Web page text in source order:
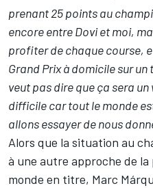
prenant 25 points au
encore entre Dovi et moi,
profiter de chaque course,
Grand Prix à domicile sur
veut pas dire que ça sera
difficile car tout le monde
allons essayer de nous
Alors que la situation au
à une autre approche de
monde en titre, Marc